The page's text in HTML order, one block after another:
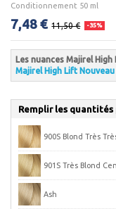
Conditionnement 50 ml
7,48 € 11,50 € -35%
Les nuances Majirel
Majirel High Lift
Remplir les
900S Blond Très
901S Très Blond
Ash